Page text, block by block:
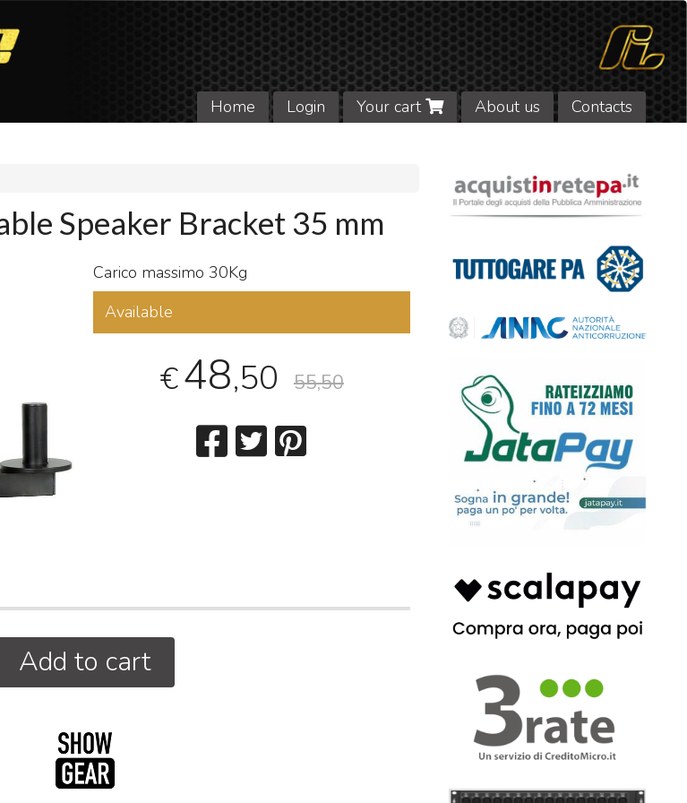
Home Login Your cart About us Contacts
Speaker Bracket 35 mm
Carico massimo 30Kg
Available
€48,50 55,50
Add to cart